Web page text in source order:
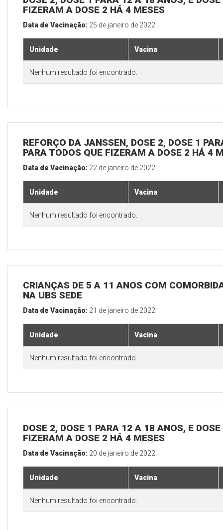
FIZERAM A DOSE 2 HÁ 4 MESES
Data de Vacinação: 25 de janeiro de 2022
Unidade Vacina
Nenhum resultado foi encontrado.
REFORÇO DA JANSSEN, DOSE 2, DOSE 1
PARA TODOS QUE FIZERAM A DOSE 2 HÁ 4
Data de Vacinação: 22 de janeiro de 2022
Unidade Vacina
Nenhum resultado foi encontrado.
CRIANÇAS DE 5 A 11 ANOS COM
NA UBS SEDE
Data de Vacinação: 21 de janeiro de 2022
Unidade Vacina
Nenhum resultado foi encontrado.
DOSE 2, DOSE 1 PARA 12 A 18 ANOS, E
FIZERAM A DOSE 2 HÁ 4 MESES
Data de Vacinação: 20 de janeiro de 2022
Unidade Vacina
Nenhum resultado foi encontrado.